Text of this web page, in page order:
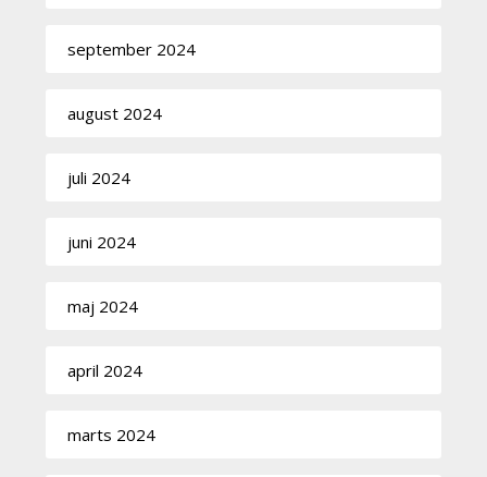
september 2024
august 2024
juli 2024
juni 2024
maj 2024
april 2024
marts 2024